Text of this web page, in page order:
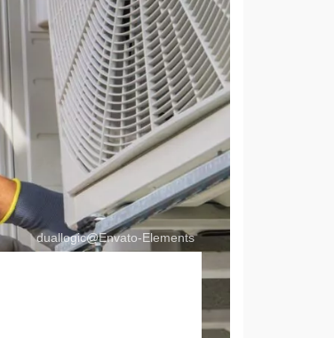
duallogic@Envato-Elements